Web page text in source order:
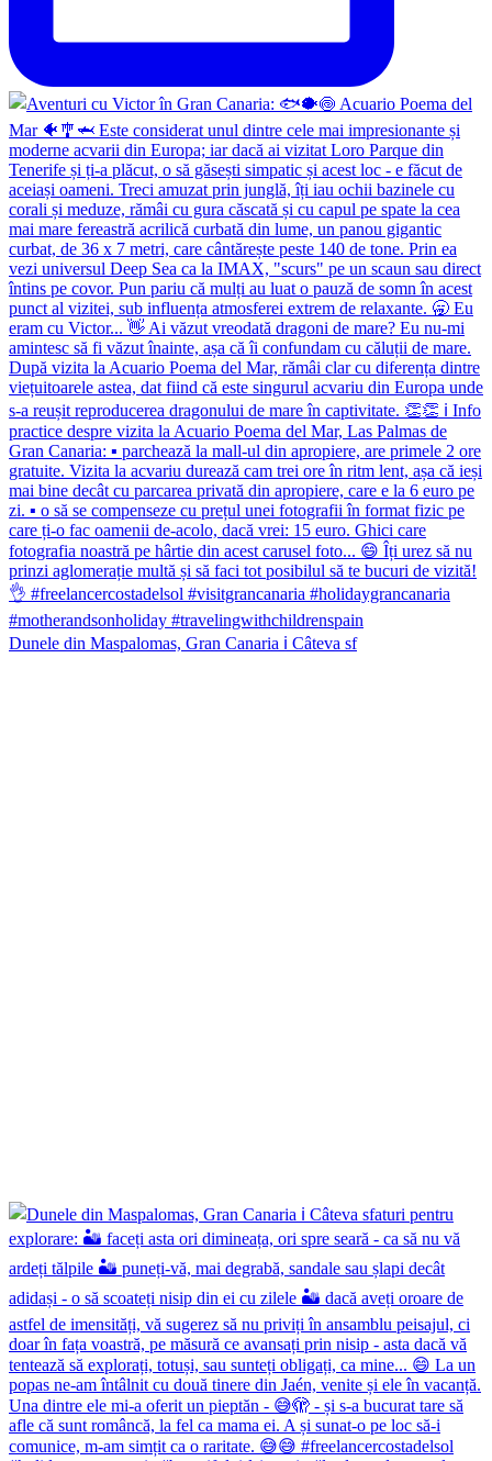
Dunele din Maspalomas, Gran Canaria ℹ️ Câteva sf